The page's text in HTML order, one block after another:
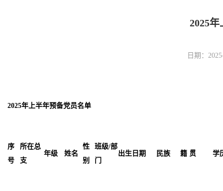
2025
日期：
2025年上半年预备党员名单
序
号
所在总
支
年级 姓名
性
别
班级/部
门
出生日期 民族 籍 贯 学